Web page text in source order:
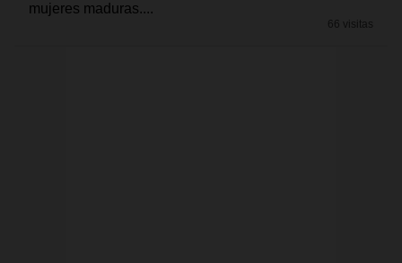
mujeres maduras....
66 visitas